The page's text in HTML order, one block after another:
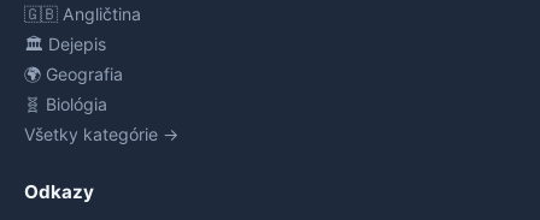
🇬🇧 Angličtina
🏛️ Dejepis
🌍 Geografia
🧬 Biológia
Všetky kategórie →
Odkazy